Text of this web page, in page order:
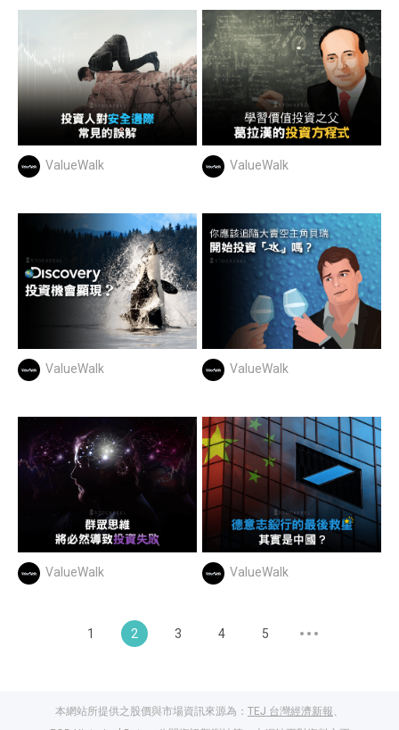
ValueWalk ValueWalk
ValueWalk ValueWalk
ValueWalk ValueWalk
1 2 3 4 5
本網站所提供之股價與市場資訊來源為： TEJ 台灣經濟新報